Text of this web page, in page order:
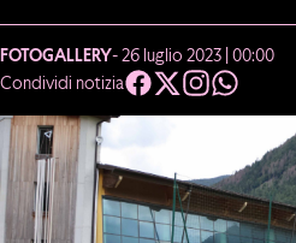
FOTOGALLERY- 26 luglio 2023 | 00:00
Condividi notizia